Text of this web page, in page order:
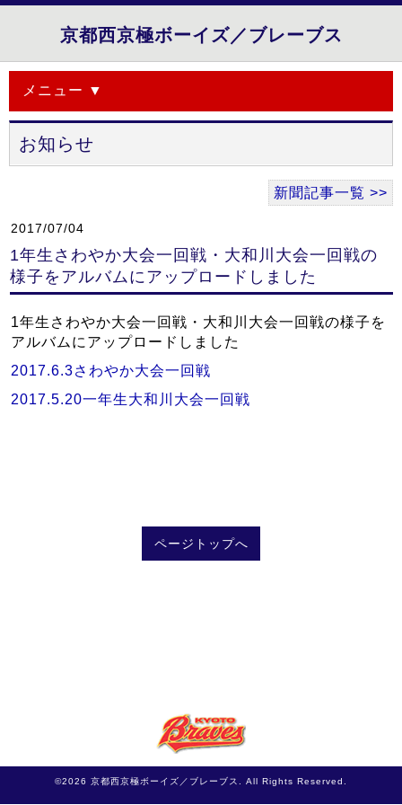
京都西京極ボーイズ／ブレーブス
メニュー ▼
お知らせ
新聞記事一覧 >>
2017/07/04
1年生さわやか大会一回戦・大和川大会一回戦の
様子をアルバムにアップロードしました
1年生さわやか大会一回戦・大和川大会一回戦の様子を
アルバムにアップロードしました
2017.6.3さわやか大会一回戦
2017.5.20一年生大和川大会一回戦
ページトップへ
©2026 京都西京極ボーイズ／ブレーブス . All Rights Reserved.